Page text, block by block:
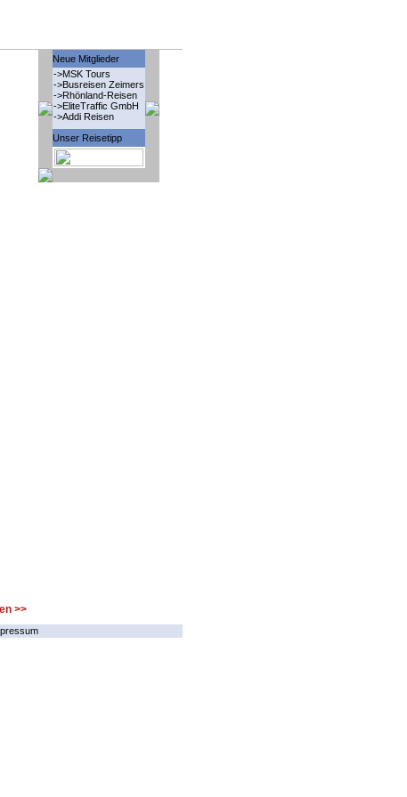
>>
Neue Mitglieder
->MSK Tours
->Busreisen Zeimers
->Rhönland-Reisen
->EliteTraffic GmbH
->Addi Reisen
Unser Reisetipp